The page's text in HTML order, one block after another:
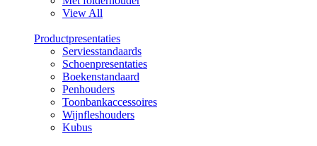
View All
Productpresentaties
Serviesstandaards
Schoenpresentaties
Boekenstandaard
Penhouders
Toonbankaccessoires
Wijnfleshouders
Kubus